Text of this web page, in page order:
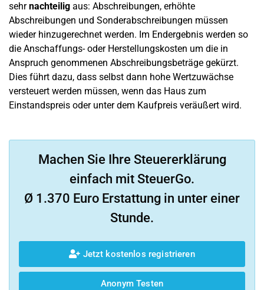
sehrnachteilig aus: Abschreibungen, erhöhte
Abschreibungen und Sonderabschreibungen müssen
wieder hinzugerechnet werden. Im Endergebnis werden so
die Anschaffungs- oder Herstellungskosten um die in
Anspruch genommenen Abschreibungsbeträge gekürzt.
Dies führt dazu, dass selbst dann hohe Wertzuwächse
versteuert werden müssen, wenn das Haus zum
Einstandspreis oder unter dem Kaufpreis veräußert wird.
Machen Sie Ihre Steuererklärung
einfach mit SteuerGo.
Ø 1.370 Euro Erstattung in unter einer
Stunde.
Jetzt kostenlos registrieren
Anonym Testen